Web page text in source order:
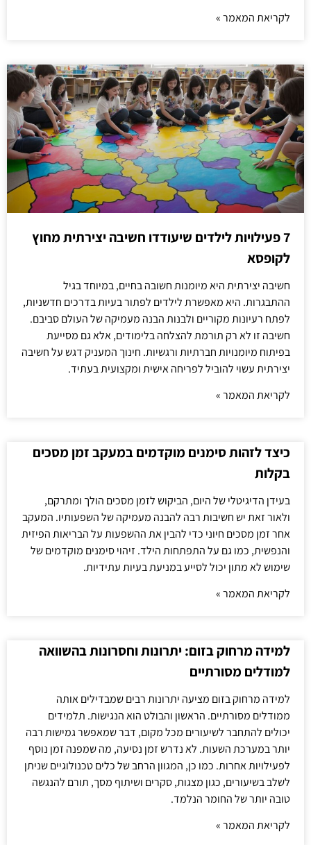
לקריאת המאמר »
7 פעילויות לילדים שיעודדו חשיבה יצירתית מחוץ
לקופסא
חשיבה יצירתית היא מיומנות חשובה בחיים, במיוחד בגיל
ההתבגרות. היא מאפשרת לילדים לפתור בעיות בדרכים חדשניות,
לפתח רעיונות מקוריים ולבנות הבנה מעמיקה של העולם סביבם.
חשיבה זו לא רק תורמת להצלחה בלימודים, אלא גם מסייעת
בפיתוח מיומנויות חברתיות ורגשיות. חינוך המעניק דגש על חשיבה
יצירתית עשוי להוביל לפריחה אישית ומקצועית בעתיד.
לקריאת המאמר »
כיצד לזהות סימנים מוקדמים במעקב זמן מסכים
בקלות
בעידן הדיגיטלי של היום, הביקוש לזמן מסכים הולך ומתרקם,
ולאור זאת יש חשיבות רבה להבנה מעמיקה של השפעותיו. המעקב
אחר זמן מסכים חיוני כדי להבין את ההשפעות על הבריאות הפיזית
והנפשית, כמו גם על התפתחות הילד. זיהוי סימנים מוקדמים של
שימוש לא מתון יכול לסייע במניעת בעיות עתידיות.
לקריאת המאמר »
למידה מרחוק בזום: יתרונות וחסרונות בהשוואה
למודלים מסורתיים
למידה מרחוק בזום מציעה יתרונות רבים שמבדילים אותה
ממודלים מסורתיים. הראשון והבולט הוא הנגישות. תלמידים
יכולים להתחבר לשיעורים מכל מקום, דבר שמאפשר גמישות רבה
יותר במערכת השעות. לא נדרש זמן נסיעה, מה שמפנה זמן נוסף
לפעילויות אחרות. כמו כן, המגוון הרחב של כלים טכנולוגיים שניתן
לשלב בשיעורים, כגון מצגות, סקרים ושיתוף מסך, תורם להנגשה
טובה יותר של החומר הנלמד.
לקריאת המאמר »